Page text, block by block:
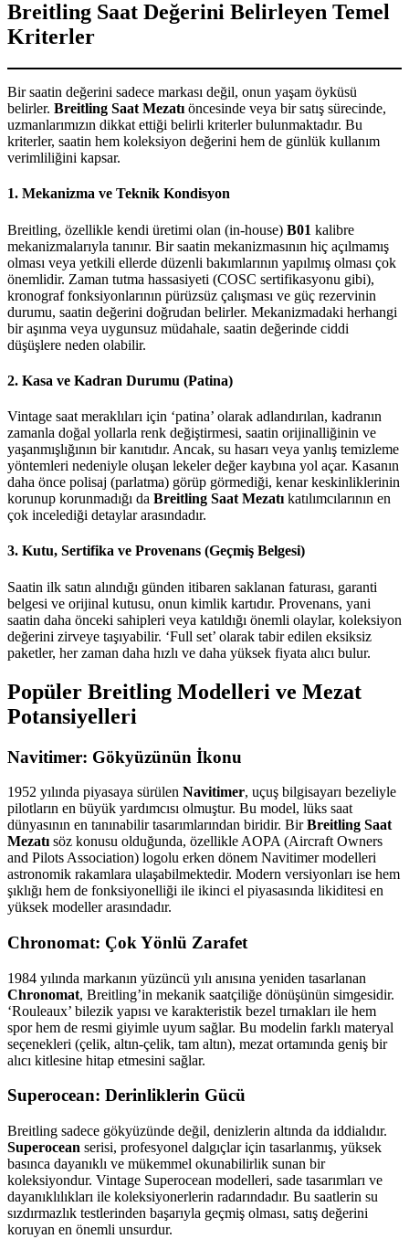
Breitling Saat Değerini Belirleyen Temel
Kriterler
Bir saatin değerini sadece markası değil, onun yaşam öyküsü
belirler. Breitling Saat Mezatı öncesinde veya bir satış sürecinde,
uzmanlarımızın dikkat ettiği belirli kriterler bulunmaktadır. Bu
kriterler, saatin hem koleksiyon değerini hem de günlük kullanım
verimliliğini kapsar.
1. Mekanizma ve Teknik Kondisyon
Breitling, özellikle kendi üretimi olan (in-house) B01 kalibre
mekanizmalarıyla tanınır. Bir saatin mekanizmasının hiç açılmamış
olması veya yetkili ellerde düzenli bakımlarının yapılmış olması çok
önemlidir. Zaman tutma hassasiyeti (COSC sertifikasyonu gibi),
kronograf fonksiyonlarının pürüzsüz çalışması ve güç rezervinin
durumu, saatin değerini doğrudan belirler. Mekanizmadaki herhangi
bir aşınma veya uygunsuz müdahale, saatin değerinde ciddi
düşüşlere neden olabilir.
2. Kasa ve Kadran Durumu (Patina)
Vintage saat meraklıları için ‘patina’ olarak adlandırılan, kadranın
zamanla doğal yollarla renk değiştirmesi, saatin orijinalliğinin ve
yaşanmışlığının bir kanıtıdır. Ancak, su hasarı veya yanlış temizleme
yöntemleri nedeniyle oluşan lekeler değer kaybına yol açar. Kasanın
daha önce polisaj (parlatma) görüp görmediği, kenar keskinliklerinin
korunup korunmadığı da Breitling Saat Mezatı katılımcılarının en
çok incelediği detaylar arasındadır.
3. Kutu, Sertifika ve Provenans (Geçmiş Belgesi)
Saatin ilk satın alındığı günden itibaren saklanan faturası, garanti
belgesi ve orijinal kutusu, onun kimlik kartıdır. Provenans, yani
saatin daha önceki sahipleri veya katıldığı önemli olaylar, koleksiyon
değerini zirveye taşıyabilir. ‘Full set’ olarak tabir edilen eksiksiz
paketler, her zaman daha hızlı ve daha yüksek fiyata alıcı bulur.
Popüler Breitling Modelleri ve Mezat
Potansiyelleri
Navitimer: Gökyüzünün İkonu
1952 yılında piyasaya sürülen Navitimer, uçuş bilgisayarı bezeliyle
pilotların en büyük yardımcısı olmuştur. Bu model, lüks saat
dünyasının en tanınabilir tasarımlarından biridir. BirBreitling Saat
Mezatı söz konusu olduğunda, özellikle AOPA (Aircraft Owners
and Pilots Association) logolu erken dönem Navitimer modelleri
astronomik rakamlara ulaşabilmektedir. Modern versiyonları ise hem
şıklığı hem de fonksiyonelliği ile ikinci el piyasasında likiditesi en
yüksek modeller arasındadır.
Chronomat: Çok Yönlü Zarafet
1984 yılında markanın yüzüncü yılı anısına yeniden tasarlanan
Chronomat, Breitling’in mekanik saatçiliğe dönüşünün simgesidir.
‘Rouleaux’ bilezik yapısı ve karakteristik bezel tırnakları ile hem
spor hem de resmi giyimle uyum sağlar. Bu modelin farklı materyal
seçenekleri (çelik, altın-çelik, tam altın), mezat ortamında geniş bir
alıcı kitlesine hitap etmesini sağlar.
Superocean: Derinliklerin Gücü
Breitling sadece gökyüzünde değil, denizlerin altında da iddialıdır.
Superocean serisi, profesyonel dalgıçlar için tasarlanmış, yüksek
basınca dayanıklı ve mükemmel okunabilirlik sunan bir
koleksiyondur. Vintage Superocean modelleri, sade tasarımları ve
dayanıklılıkları ile koleksiyonerlerin radarındadır. Bu saatlerin su
sızdırmazlık testlerinden başarıyla geçmiş olması, satış değerini
koruyan en önemli unsurdur.